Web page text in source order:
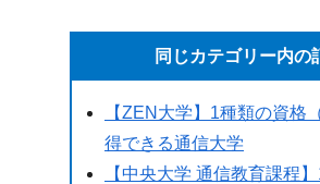
同じカテゴリー内の
【ZEN大学】1種類の資格
得できる通信大学
【中央大学 通信教育課程